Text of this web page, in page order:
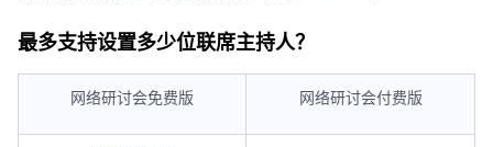
最多支持设置多少位联席主持人？
网络研讨会免费版 网络研讨会付费版